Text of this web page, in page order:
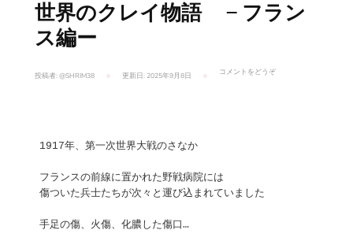
世界のクレイ物語 －フラン
ス編ー
投稿者:@SHRIM38 更新日: 2025年9月8日 コメントをどうぞ(世
1917年、第一次世界大戦のさなか
フランスの前線に置かれた野戦病院には
傷ついた兵士たちが次々と運び込まれていました
手足の傷、火傷、化膿した傷口…